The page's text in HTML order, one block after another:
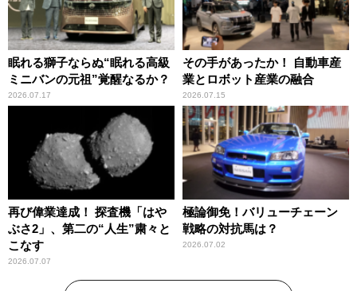
眠れる獅子ならぬ“眠れる高級
ミニバンの元祖”覚醒なるか？
2026.07.17
その手があったか！ 自動車産
業とロボット産業の融合
2026.07.15
再び偉業達成！ 探査機「はや
ぶさ2」、第二の“人生”粛々と
こなす
2026.07.07
極論御免！バリューチェーン
戦略の対抗馬は？
2026.07.02